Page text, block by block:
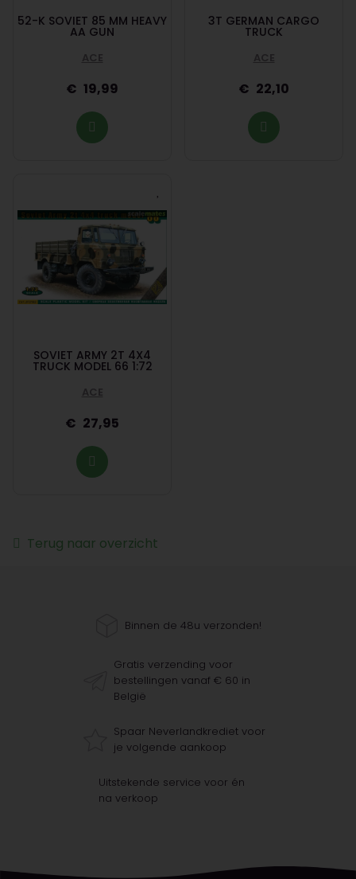
52-K SOVIET 85 MM HEAVY
AA GUN
ACE
19,99
3T GERMAN CARGO
TRUCK
ACE
22,10
SOVIET ARMY 2T 4X4
TRUCK MODEL 66 1:72
ACE
27,95
Terug naar overzicht
Binnen de 48u verzonden!
Gratis verzending voor
bestellingen vanaf € 60 in
België
Spaar Neverlandkrediet voor
je volgende aankoop
Uitstekende service voor én
na verkoop